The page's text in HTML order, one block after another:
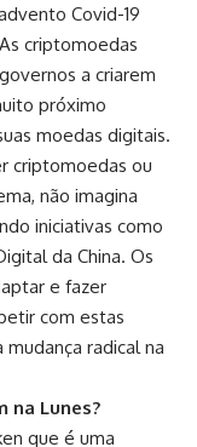
Covid-19
criptomoedas
a criarem
próximo
moedas digitais.
criptomoedas ou
não imagina
iniciativas como
da China. Os
e fazer
com estas
radical na
na Lunes?
que é uma